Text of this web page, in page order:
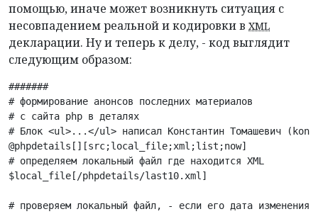
помощью, иначе может возникнуть ситуация с
несовпадением реальной и кодировки в XML
декларации. Ну и теперь к делу, - код выглядит
следующим образом:
#######
# формирование анонсов последних материалов
# с сайта php в деталях
# Блок <ul>...</ul> написал Константин Томашевич
@phpdetails[][src;local_file;xml;list;now]
# определяем локальный файл где находится XML
$local_file[/phpdetails/last10.xml]
# проверяем локальный файл, - если его дата изменения